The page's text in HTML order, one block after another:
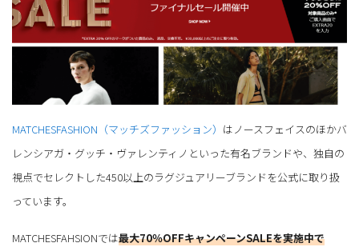
MATCHESFASHION（マッチズファッション） はノースフェイスのほかバ
レンシアガ・グッチ・ヴァレンティノといった有名ブランドや、独自の
視点でセレクトした450以上のラグジュアリーブランドを公式に取り扱
っています。
MATCHESFAHSIONでは最大70％OFFキャンペーンSALEを実施中で